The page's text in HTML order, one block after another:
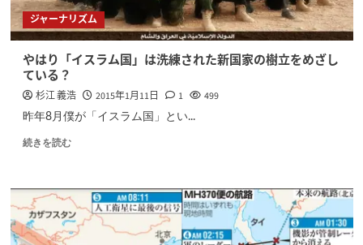
ジャーナリズム
やはり「イスラム国」は洗練された新国家の樹立をめざし
ている？
杉江 義浩 2015年1月11日 1 499
昨年8月僕が「イスラム国」とい...
続きを読む